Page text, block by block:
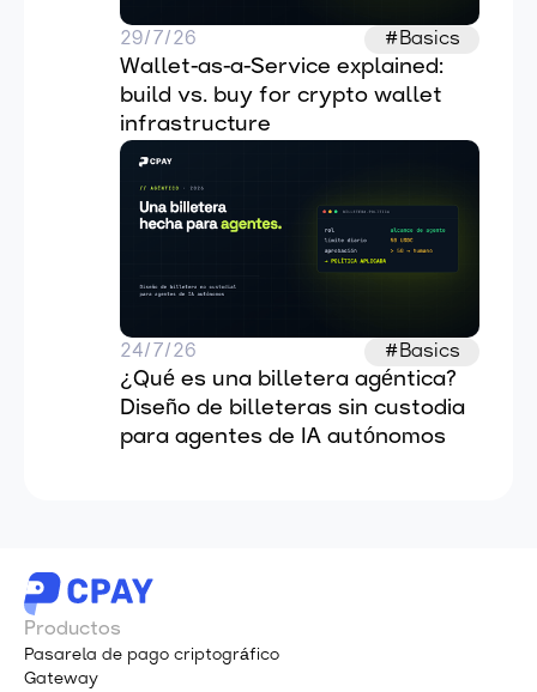
29/7/26 #Basics
Wallet-as-a-Service explained:
build vs. buy for crypto wallet
infrastructure
24/7/26 #Basics
¿Qué es una billetera agéntica?
Diseño de billeteras sin custodia
para agentes de IA autónomos
Productos
Pasarela de pago criptográfico
Gateway